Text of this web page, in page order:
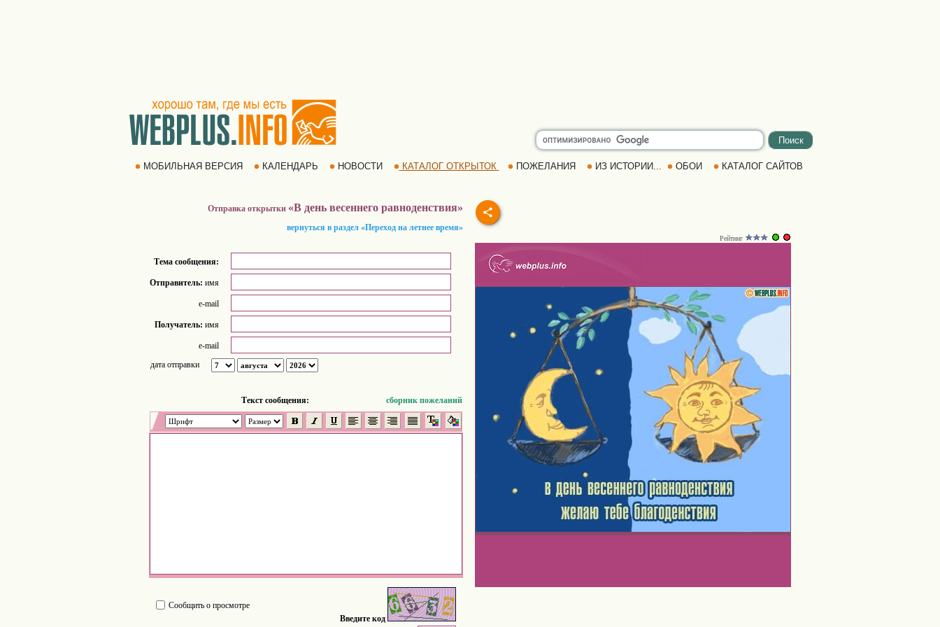
МОБИЛЬНАЯ ВЕРСИЯ КАЛЕНДАРЬ НОВОСТИ КАТАЛОГ ОТКРЫТОК ПОЖЕЛАНИЯ ИЗ ИСТОРИИ... ОБОИ КАТАЛОГ САЙТОВ
Отправка открытки «В день весеннего равноденствия»
вернуться в раздел «Переход на летнее время»
Тема сообщения:
Отправитель: имя
e-mail
Получатель: имя
e-mail
дата отправки
Tекст сообщения: сборник пожеланий
Сообщить о просмотре
Введите код
Рейтинг